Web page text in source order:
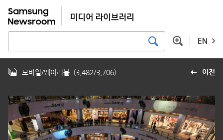
EN
이전
모바일/웨어러블 (3,482/3,706)